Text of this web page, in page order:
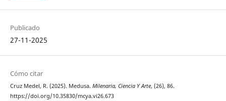
Publicado
27-11-2025
Cómo citar
Cruz Medel, R. (2025). Medusa. Milenaria, Ciencia Y Arte, (26), 86.
https://doi.org/10.35830/mcya.vi26.673